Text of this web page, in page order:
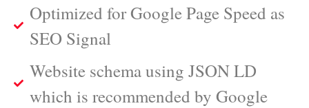
Optimized for Google Page Speed as
SEO Signal
Website schema using JSON LD
which is recommended by Google